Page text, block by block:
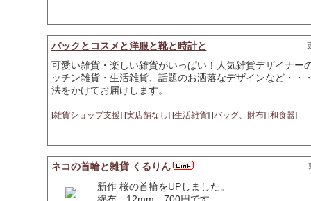
バックとコスメと洋服と靴と時計と
可愛い雑貨・楽しい雑貨がいっぱい！人気雑貨デザイナー
ッチン雑貨・生活雑貨、話題のお洒落なデザインなど・
法をかけてお届けします。
[雑貨ショップ支援] [実店舗なし] [生活雑貨] [バッグ、財布] [和食器]
ネコの首輪と雑貨 くるりん
新作 桜の首輪をUPしました。